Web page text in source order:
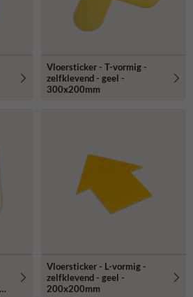
Vloersticker - T-vormig -
zelfklevend - geel -
300x200mm
Vloersticker - L-vormig -
zelfklevend - geel -
200x200mm